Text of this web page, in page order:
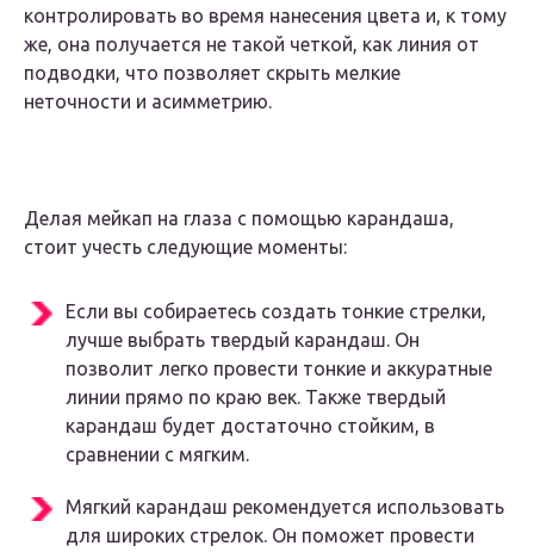
контролировать во время нанесения цвета и, к тому
же, она получается не такой четкой, как линия от
подводки, что позволяет скрыть мелкие
неточности и асимметрию.
Делая мейкап на глаза с помощью карандаша,
стоит учесть следующие моменты:
Если вы собираетесь создать тонкие стрелки,
лучше выбрать твердый карандаш. Он
позволит легко провести тонкие и аккуратные
линии прямо по краю век. Также твердый
карандаш будет достаточно стойким, в
сравнении с мягким.
Мягкий карандаш рекомендуется использовать
для широких стрелок. Он поможет провести